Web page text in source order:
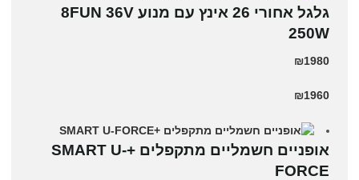
גלגל אחורי 26 אינץ עם מנוע 8FUN 36V
250W
₪1980
₪1960
אופניים חשמליים מתקפלים +SMART U-
FORCE